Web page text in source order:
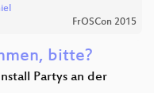
FrOSCon 2015
bitte?
Partys an der